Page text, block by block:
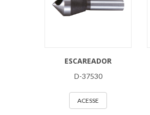
ESCAREADOR
D-37530
ACESSE